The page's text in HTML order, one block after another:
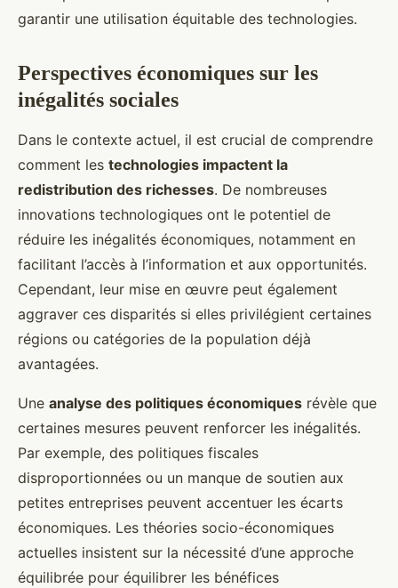
garantir une utilisation équitable des technologies.
Perspectives économiques sur les
inégalités sociales
Dans le contexte actuel, il est crucial de comprendre
comment les technologies impactent la
redistribution des richesses. De nombreuses
innovations technologiques ont le potentiel de
réduire les inégalités économiques, notamment en
facilitant l’accès à l’information et aux opportunités.
Cependant, leur mise en œuvre peut également
aggraver ces disparités si elles privilégient certaines
régions ou catégories de la population déjà
avantagées.
Une analyse des politiques économiques révèle que
certaines mesures peuvent renforcer les inégalités.
Par exemple, des politiques fiscales
disproportionnées ou un manque de soutien aux
petites entreprises peuvent accentuer les écarts
économiques. Les théories socio-économiques
actuelles insistent sur la nécessité d’une approche
équilibrée pour équilibrer les bénéfices